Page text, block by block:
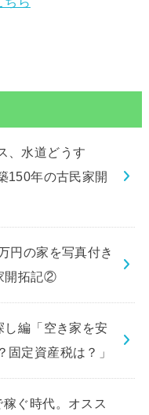
、水道どうす
150年の古民家開
円の家を写真付き
開拓記②
編「空き家を安
固定資産税は？」
ぐ時代。オスス